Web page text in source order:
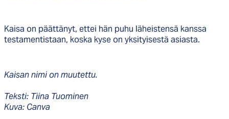
Kaisa on päättänyt, ettei hän puhu läheistensä kanssa
testamentistaan, koska kyse on yksityisestä asiasta.
Kaisan nimi on muutettu.
Teksti: Tiina Tuominen
Kuva: Canva